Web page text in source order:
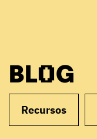
BLOG
Recursos